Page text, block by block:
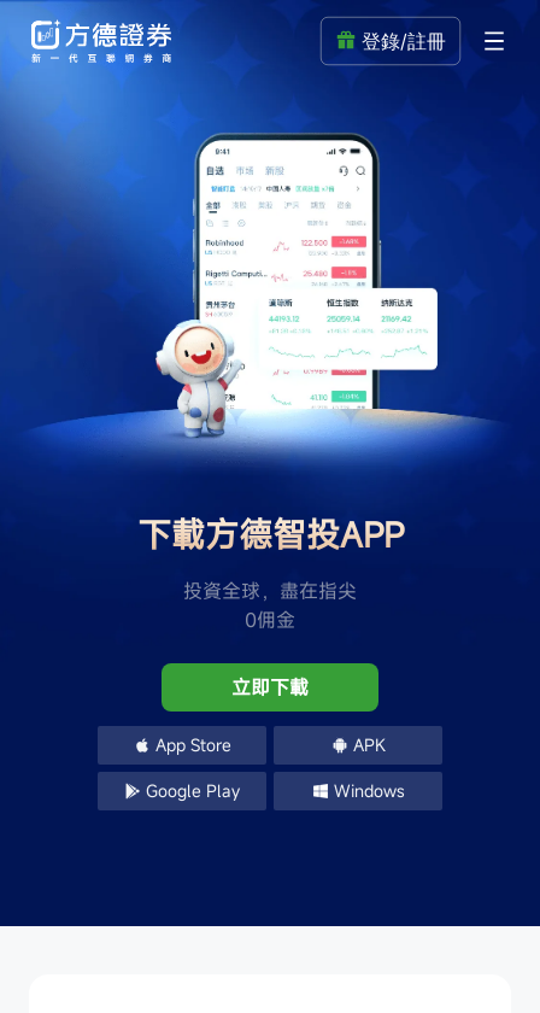
登錄/註冊
下載方德智投APP
投資全球，盡在指尖
0佣金
立即下載
App Store
APK
Google Play
Windows